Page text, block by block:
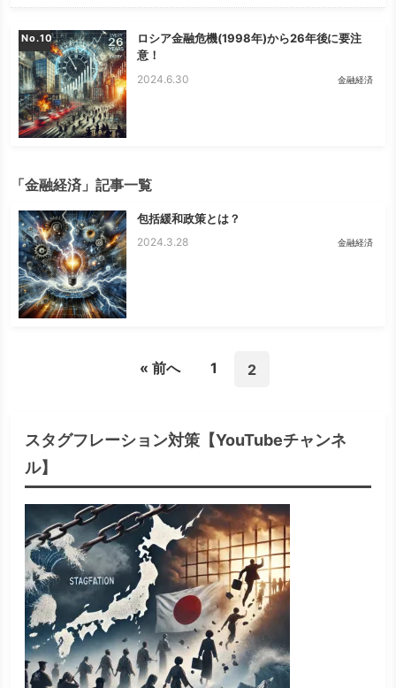
No.
ロシア金融危機(1998年)から26年後に要注
意！
2024.6.30 金融経済
「金融経済」記事一覧
包括緩和政策とは？
2024.3.28 金融経済
« 前へ 1 2
スタグフレーション対策【YouTubeチャンネ
ル】